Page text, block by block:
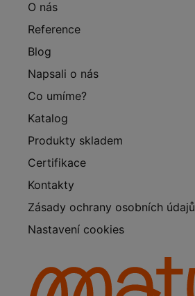
O nás
Reference
Blog
Napsali o nás
Co umíme?
Katalog
Produkty skladem
Certifikace
Kontakty
Zásady ochrany osobních údajů
Nastavení cookies